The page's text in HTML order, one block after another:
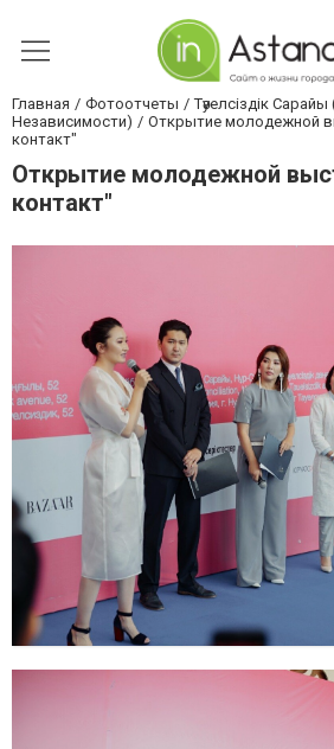
Главная Фотоотчеты
Тәуелсіздік
Независимости)
Открытие молодежной
контакт"
Открытие молодежной
контакт"